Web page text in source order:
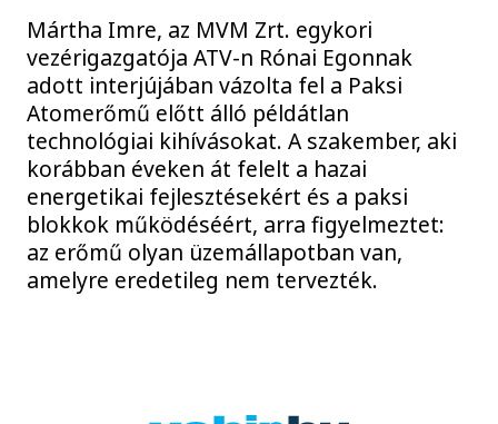
Mártha Imre, az MVM Zrt. egykori
vezérigazgatója ATV-n Rónai Egonnak
adott interjújában vázolta fel a Paksi
Atomerőmű előtt álló példátlan
technológiai kihívásokat. A szakember, aki
korábban éveken át felelt a hazai
energetikai fejlesztésekért és a paksi
blokkok működéséért, arra figyelmeztet:
az erőmű olyan üzemállapotban van,
amelyre eredetileg nem tervezték.